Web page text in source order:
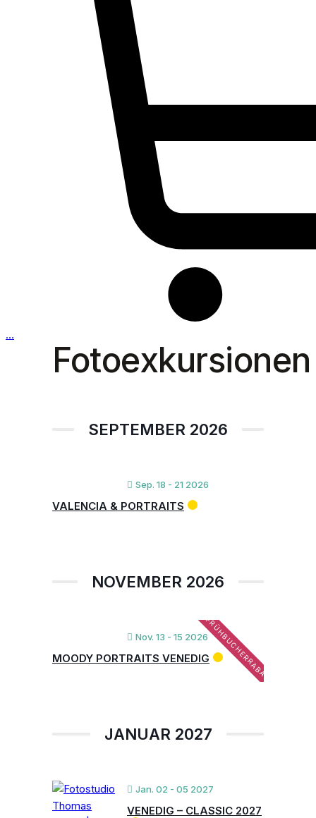
…
Fotoexkursionen
SEPTEMBER 2026
Sep. 18 - 21 2026
VALENCIA & PORTRAITS
NOVEMBER 2026
Nov. 13 - 15 2026FRÜHBUCHERRABATT
MOODY PORTRAITS VENEDIG
JANUAR 2027
Jan. 02 - 05 2027
VENEDIG – CLASSIC 2027